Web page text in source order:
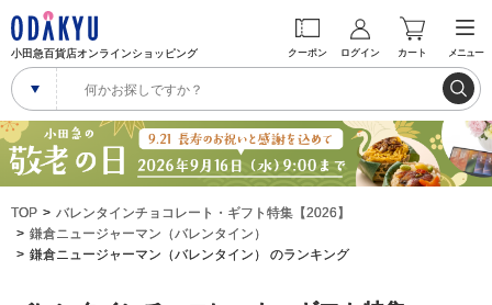
小田急百貨店オンラインショッピング クーポン ログイン カート メニュー
TOP
バレンタインチョコレート・ギフト特集【2026】
鎌倉ニュージャーマン（バレンタイン）
鎌倉ニュージャーマン（バレンタイン） のランキング